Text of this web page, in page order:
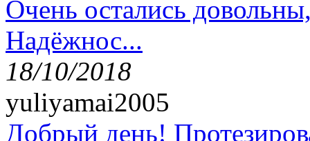
Очень остались
Надёжнос...
18/10/2018
yuliyamai2005
Добрый день!